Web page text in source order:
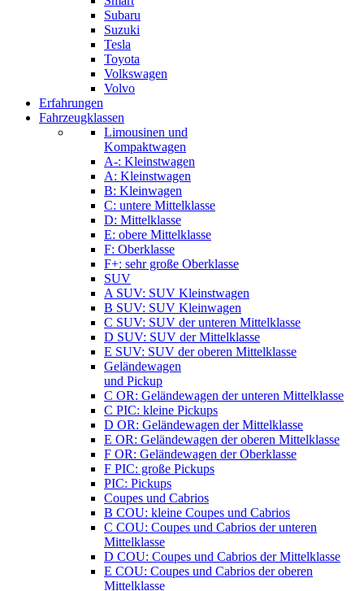
Subaru
Suzuki
Tesla
Toyota
Volkswagen
Volvo
Erfahrungen
Fahrzeugklassen
Limousinen und
Kompaktwagen
A-: Kleinstwagen
A: Kleinstwagen
B: Kleinwagen
C: untere Mittelklasse
D: Mittelklasse
E: obere Mittelklasse
F: Oberklasse
F+: sehr große Oberklasse
SUV
A SUV: SUV Kleinstwagen
B SUV: SUV Kleinwagen
C SUV: SUV der unteren Mittelklasse
D SUV: SUV der Mittelklasse
E SUV: SUV der oberen Mittelklasse
Geländewagen
und Pickup
C OR: Geländewagen der unteren Mittelklasse
C PIC: kleine Pickups
D OR: Geländewagen der Mittelklasse
E OR: Geländewagen der oberen Mittelklasse
F OR: Geländewagen der Oberklasse
F PIC: große Pickups
PIC: Pickups
Coupes und Cabrios
B COU: kleine Coupes und Cabrios
C COU: Coupes und Cabrios der unteren
Mittelklasse
D COU: Coupes und Cabrios der Mittelklasse
E COU: Coupes und Cabrios der oberen
Mittelklasse